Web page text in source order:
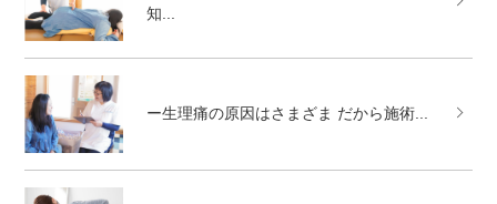
知...
ー生理痛の原因はさまざま だから施術...